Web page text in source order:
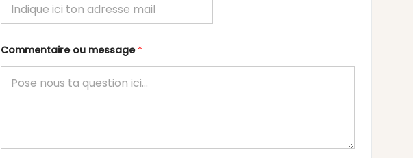
Commentaire ou message *